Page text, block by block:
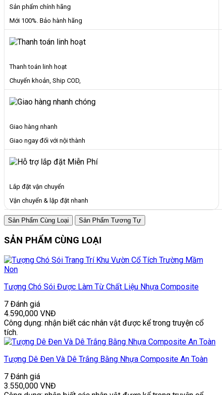
Sản phẩm chính hãng
Mới 100%. Bảo hành hãng
Thanh toán linh hoạt
Chuyển khoản, Ship COD,
Giao hàng nhanh
Giao ngay đối với nội thành
Lắp đặt vận chuyển
Vận chuyển & lặp đặt nhanh
Sản Phẩm Cùng Loại Sản Phẩm Tương Tự
SẢN PHẨM CÙNG LOẠI
Tượng Chó Sói Được Làm Từ Chất Liệu Nhựa Composite
7 Đánh giá
4.590,000 VNĐ
Công dụng: nhận biết các nhân vật được kể trong truyện cổ
tích.
Tượng Dê Đen Và Dê Trắng Bằng Nhựa Composite An Toàn
7 Đánh giá
3.550,000 VNĐ